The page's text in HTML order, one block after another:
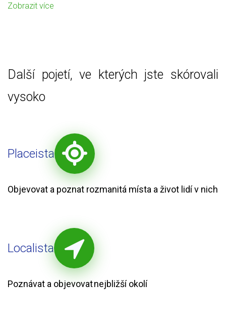
Zobrazit více
Další pojetí, ve kterých jste skórovali
vysoko
Placeista
Objevovat a poznat rozmanitá místa a život lidí v nich
Localista
Poznávat a objevovat nejbližší okolí